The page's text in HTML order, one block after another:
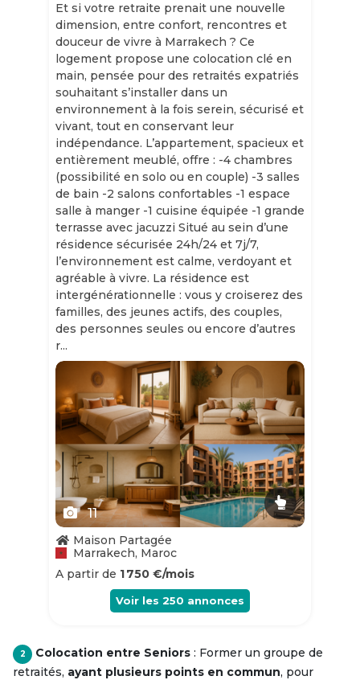
Et si votre retraite prenait une nouvelle
dimension, entre confort, rencontres et
douceur de vivre à Marrakech ? Ce
logement propose une colocation clé en
main, pensée pour des retraités expatriés
souhaitant s’installer dans un
environnement à la fois serein, sécurisé et
vivant, tout en conservant leur
indépendance. L’appartement, spacieux et
entièrement meublé, offre : -4 chambres
(possibilité en solo ou en couple) -3 salles
de bain -2 salons confortables -1 espace
salle à manger -1 cuisine équipée -1 grande
terrasse avec jacuzzi Situé au sein d’une
résidence sécurisée 24h/24 et 7j/7,
l’environnement est calme, verdoyant et
agréable à vivre. La résidence est
intergénérationnelle : vous y croiserez des
familles, des jeunes actifs, des couples,
des personnes seules ou encore d’autres
r...
Slide 1 of 11
11
Maison Partagée
Marrakech, Maroc
A partir de 1 750 €/mois
Voir les 250 annonces
2 Colocation entre Seniors : Former un groupe de
retraités, ayant plusieurs points en commun, pour